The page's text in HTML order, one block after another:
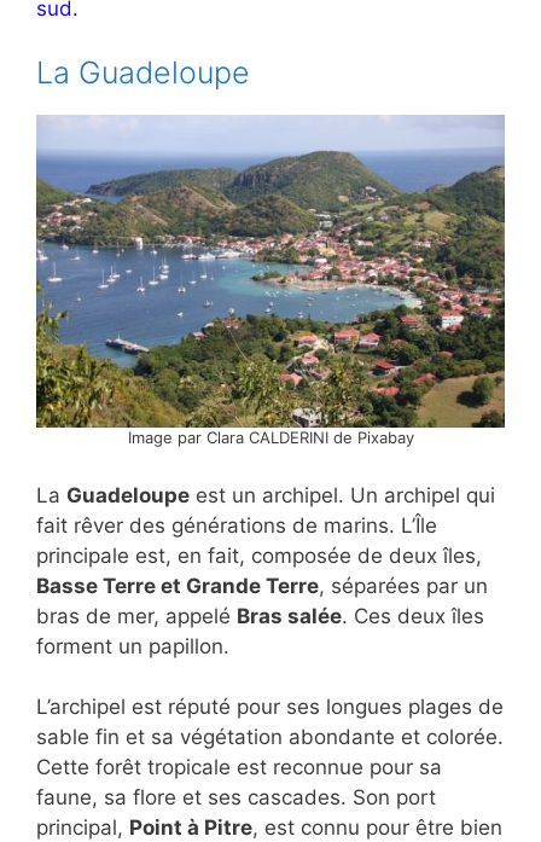
sud.
La Guadeloupe
Image par Clara CALDERINI de Pixabay
La Guadeloupe est un archipel. Un archipel qui
fait rêver des générations de marins. L’Île
principale est, en fait, composée de deux îles,
Basse Terre et Grande Terre, séparées par un
bras de mer, appelé Bras salée. Ces deux îles
forment un papillon.
L’archipel est réputé pour ses longues plages de
sable fin et sa végétation abondante et colorée.
Cette forêt tropicale est reconnue pour sa
faune, sa flore et ses cascades. Son port
principal, Point à Pitre, est connu pour être bien